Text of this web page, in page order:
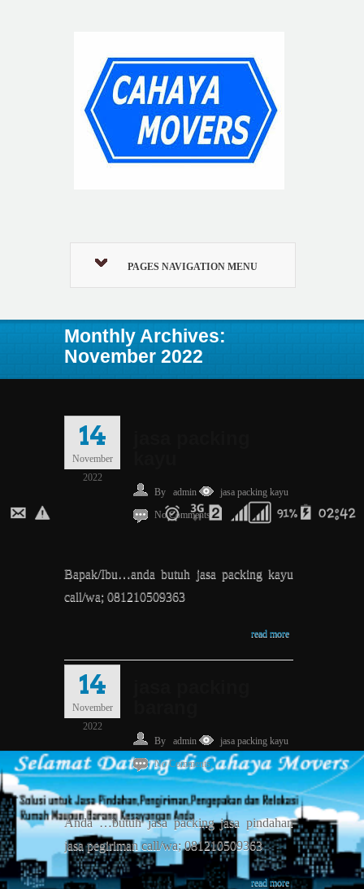
PAGES NAVIGATION MENU
Monthly Archives:
November 2022
14
November
2022
By admin
jasa packing kayu
No Comments.
Bapak/Ibu…anda butuh jasa packing kayu
call/wa; 081210509363
read more
14
November
2022
By admin
jasa packing kayu
No Comments.
Anda …butuh jasa packing jasa pindahan
jasa pegiriman call/wa; 081210509363
read more